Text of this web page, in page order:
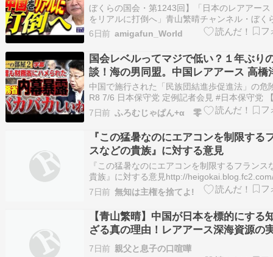
ぼくらの国会・第1243回】「日本のレアアース
をリアルに打倒へ」青山繁晴チャンネル・ぼく
会https://www.youtube.com/
メントイットリウム 日本の海底に多いようです
は、４０年前、会社で酸化イットリウムを使…
6日前 amigafun_World
国会レベルってマジで低い？１年ぶり
談！海の男同盟。中国レアアース 高橋
北村晴男（日本保守党・参議院議
中国で施行された「民族団結進歩促進法」の危
R8 7/6 日本保守党 定例記者会見 #日本保守党
党 北村さん参戦！】国会レベルってマジで低い
ぶりの対談！海の男同盟。中国レアアース 1️⃣
一×北村晴男（日本保守党・参議院議【財務省
暴露】北村晴男×高…
7日前 ふろむじゃぱん+α 零
『この猛暑なのにエアコンを制限する
スなどの貴族』に対する意見
『この猛暑なのにエアコンを制限するフランス
貴族』に対する意見http://
entry-6517.html＞日本は日本でしっかりとした
行っていき、緑化も進めていきましょう。ただ
境破壊発電である太陽光パネルは必要…
7日前 無知は主権を捨てよ!
【青山繁晴】中国が日本を標的にする
ざる真の理由！レアアース深海資源の
がもたらす衝撃
7日前 親父と息子の口喧嘩